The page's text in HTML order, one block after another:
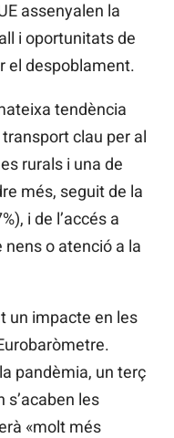
assenyalen la
i oportunitats de
el despoblament.
tendència
clau per al
rurals i una de
més, seguit de la
i de l’accés a
o atenció a la
un impacte en les
pandèmia, un terç
s’acaben les
«molt més